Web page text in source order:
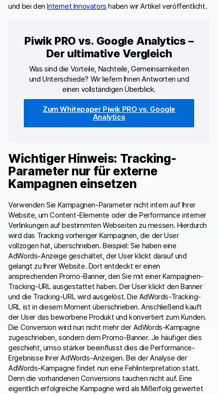
und bei denInternet Innovators haben wir Artikel veröffentlicht.
Piwik PRO vs. Google Analytics –
Der ultimative Vergleich
Was sind die Vorteile, Nachteile, Gemeinsamkeiten
und Unterschiede? Wir liefern Ihnen Antworten und
einen vollständigen Überblick.
Zum Whitepaper Piwik PRO vs. Google
Analytics
Wichtiger Hinweis: Tracking-
Parameter nur für externe
Kampagnen einsetzen
Verwenden Sie Kampagnen-Parameter nicht intern auf Ihrer
Website, um Content-Elemente oder die Performance interner
Verlinkungen auf bestimmten Webseiten zu messen. Hierdurch
wird das Tracking vorheriger Kampagnen, die der User
vollzogen hat, überschrieben. Beispiel: Sie haben eine
AdWords-Anzeige geschaltet, der User klickt darauf und
gelangt zu Ihrer Website. Dort entdeckt er einen
ansprechenden Promo-Banner, den Sie mit einer Kampagnen-
Tracking-URL ausgestattet haben. Der User klickt den Banner
und die Tracking-URL wird ausgelöst. Die AdWords-Tracking-
URL ist in diesem Moment überschrieben. Anschließend kauft
der User das beworbene Produkt und konvertiert zum Kunden.
Die Conversion wird nun nicht mehr der AdWords-Kampagne
zugeschrieben, sondern dem Promo-Banner. Je häufiger dies
geschieht, umso stärker beeinflusst dies die Performance-
Ergebnisse Ihrer AdWords-Anzeigen. Bei der Analyse der
AdWords-Kampagne findet nun eine Fehlinterpretation statt.
Denn die vorhandenen Conversions tauchen nicht auf. Eine
eigentlich erfolgreiche Kampagne wird als Mißerfolg gewertet